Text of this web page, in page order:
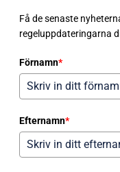
Få de senaste
regeluppdateringarna
Förnamn*
Efternamn*